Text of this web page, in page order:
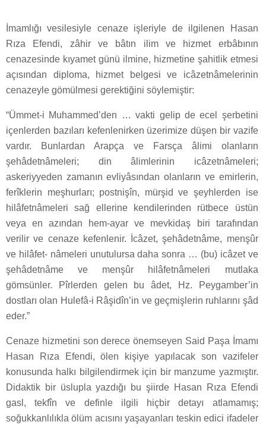
İmamlığı vesilesiyle cenaze işleriyle de ilgilenen Hasan
Rıza Efendi, zâhir ve bâtın ilim ve hizmet erbâbının
cenazesinde kıyamet günü ilmine, hizmetine şahitlik etmesi
açısından diploma, hizmet belgesi ve icâzetnâmelerinin
cenazeyle gömülmesi gerektiğini söylemiştir:
“Ümmet-i Muhammed’den … vakti gelip de ecel şerbetini
içenlerden bazıları kefenlenirken üzerimize düşen bir vazife
vardır. Bunlardan Arapça ve Farsça âlimi olanların
şehâdetnâmeleri; din âlimlerinin icâzetnâmeleri;
askeriyyeden zamanın evliyâsından olanların ve emirlerin,
ferîklerin meşhurları; postnişîn, mürşid ve şeyhlerden ise
hilâfetnâmeleri sağ ellerine kendilerinden rütbece üstün
veya en azından hem-ayar ve mevkidaş biri tarafından
verilir ve cenaze kefenlenir. İcâzet, şehâdetnâme, menşûr
ve hilâfet- nâmeleri unutulursa daha sonra … (bu) icâzet ve
şehâdetnâme ve menşûr hilâfetnâmeleri mutlaka
gömsünler. Pîrlerden gelen bu âdet, Hz. Peygamber’in
dostları olan Hulefâ-i Râşidîn’in ve geçmişlerin ruhlarını şâd
eder.”
Cenaze hizmetini son derece önemseyen Said Paşa İmamı
Hasan Rıza Efendi, ölen kişiye yapılacak son vazifeler
konusunda halkı bilgilendirmek için bir manzume yazmıştır.
Didaktik bir üslupla yazdığı bu şiirde Hasan Rıza Efendi
gasl, tekfîn ve definle ilgili hiçbir detayı atlamamış;
soğukkanlılıkla ölüm acısını yaşayanları teskin edici ifadeler